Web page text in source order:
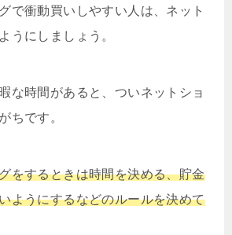
で衝動買いしやすい人は、ネット
うにしましょう。
な時間があると、ついネットショ
ちです。
をするときは時間を決める、貯金
ようにするなどのルールを決めて